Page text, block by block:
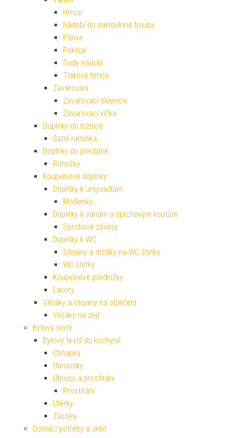
Hrnce
Nádobí do mikrovlnné trouby
Pánve
Poklice
Sady nádobí
Tlakové hrnce
Zavařování
Zavařovací sklenice
Zavařovací víčka
Doplňky do ložnice
Šatní ramínka
Doplňky do předsíně
Rohožky
Koupelnové doplňky
Doplňky k umyvadlům
Mýdlenky
Doplňky k vanám a sprchovým koutům
Sprchové závěsy
Doplňky k WC
Stojany a držáky na WC štětky
WC štětky
Koupelnové předložky
Lavory
Věšáky a stojany na oblečení
Věšáky na zeď
Bytový textil
Bytový textil do kuchyně
Chňapky
Ubrousky
Ubrusy a prostírání
Prostírání
Utěrky
Zástěry
Domácí potřeby a úklid